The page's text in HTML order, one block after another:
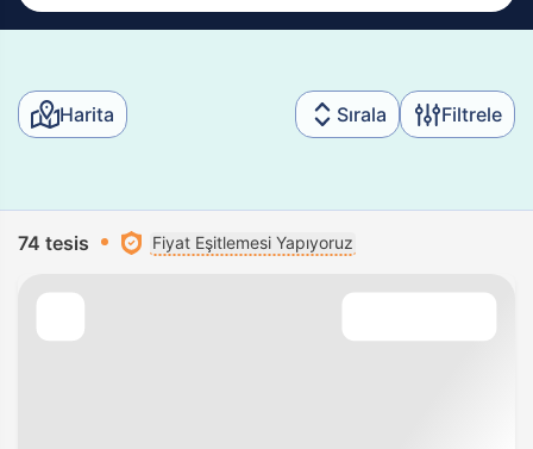
Harita Sırala Filtrele
74 tesis Fiyat Eşitlemesi Yapıyoruz